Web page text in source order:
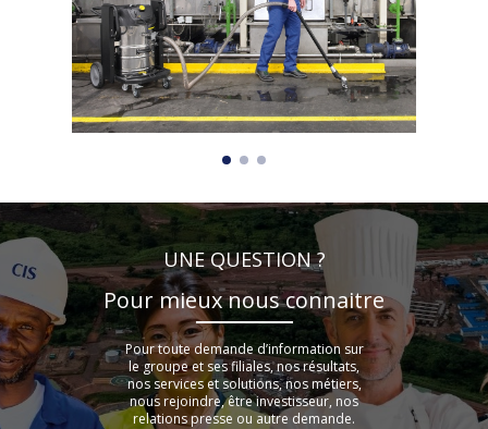
UNE QUESTION ?
Pour mieux nous connaitre
Pour toute demande d’information sur
le groupe et ses filiales, nos résultats,
nos services et solutions, nos métiers,
nous rejoindre, être investisseur, nos
relations presse ou autre demande.